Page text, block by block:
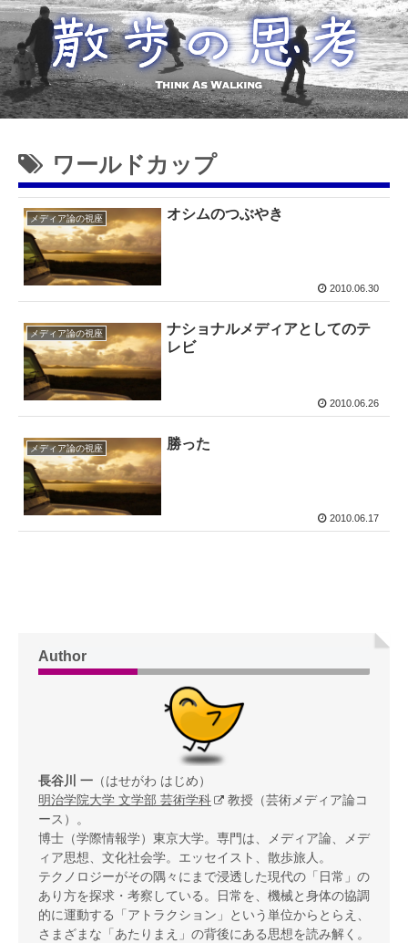
ワールドカップ
メディア論の視座 オシムのつぶやき
2010.06.30
メディア論の視座
ナショナルメディアとしてのテ
レビ
2010.06.26
メディア論の視座 勝った
2010.06.17
Author
長谷川 一 （はせがわ はじめ）
明治学院大学 文学部 芸術学科
教授（芸術メディア論コ
ース）。
博士（学際情報学）東京大学。専門は、メディア論、メデ
ィア思想、文化社会学。エッセイスト、散歩旅人。
テクノロジーがその隅々にまで浸透した現代の「日常」の
あり方を探求・考察している。日常を、機械と身体の協調
的に運動する「アトラクション」という単位からとらえ、
さまざまな「あたりまえ」の背後にある思想を読み解く。